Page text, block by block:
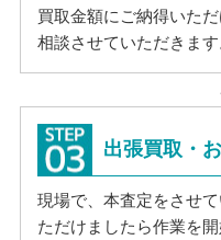
買取金額にご納得いた
相談させていただきます
出張買取・
現場で、本査定をさせ
ただけましたら作業を